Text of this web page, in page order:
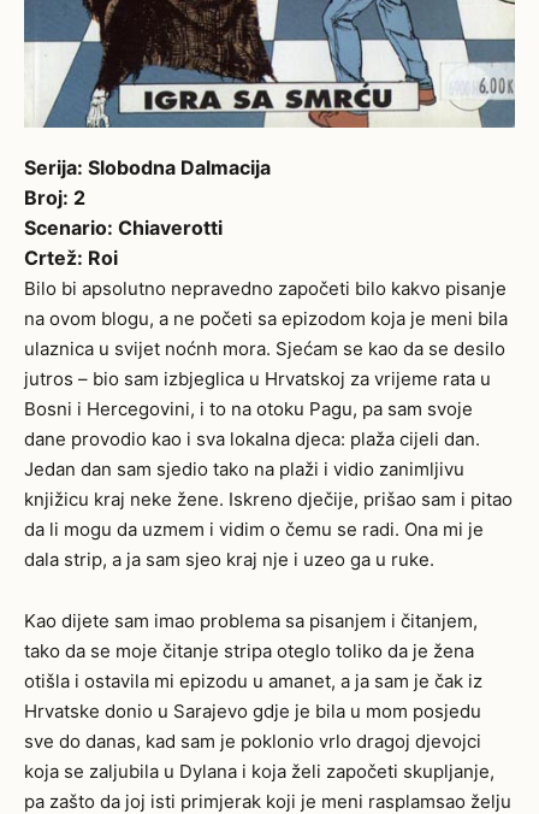
Serija: Slobodna Dalmacija
Broj: 2
Scenario: Chiaverotti
Crtež: Roi
Bilo bi apsolutno nepravedno započeti bilo kakvo pisanje
na ovom blogu, a ne početi sa epizodom koja je meni bila
ulaznica u svijet noćnh mora. Sjećam se kao da se desilo
jutros – bio sam izbjeglica u Hrvatskoj za vrijeme rata u
Bosni i Hercegovini, i to na otoku Pagu, pa sam svoje
dane provodio kao i sva lokalna djeca: plaža cijeli dan.
Jedan dan sam sjedio tako na plaži i vidio zanimljivu
knjižicu kraj neke žene. Iskreno dječije, prišao sam i pitao
da li mogu da uzmem i vidim o čemu se radi. Ona mi je
dala strip, a ja sam sjeo kraj nje i uzeo ga u ruke.
Kao dijete sam imao problema sa pisanjem i čitanjem,
tako da se moje čitanje stripa oteglo toliko da je žena
otišla i ostavila mi epizodu u amanet, a ja sam je čak iz
Hrvatske donio u Sarajevo gdje je bila u mom posjedu
sve do danas, kad sam je poklonio vrlo dragoj djevojci
koja se zaljubila u Dylana i koja želi započeti skupljanje,
pa zašto da joj isti primjerak koji je meni rasplamsao želju